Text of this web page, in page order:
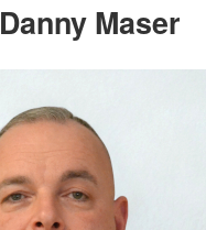
Danny Maser